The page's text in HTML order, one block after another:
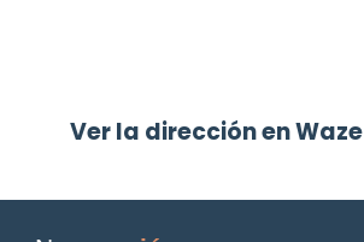
Ver la dirección en Waze